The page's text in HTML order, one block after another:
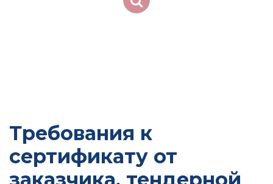
Требования к
сертификату от